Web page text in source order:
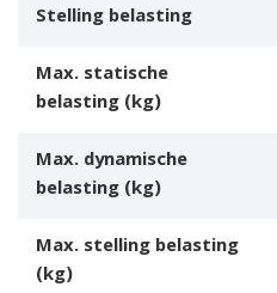
Stelling belasting
Max. statische
belasting (kg)
Max. dynamische
belasting (kg)
Max. stelling belasting
(kg)